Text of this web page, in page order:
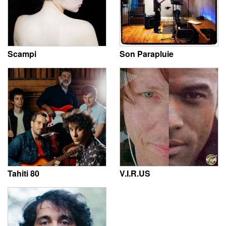
Scampi Son Parapluie
Tahiti 80 V.I.R.US